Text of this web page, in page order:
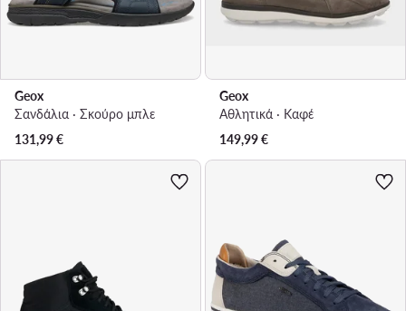
Geox
Σανδάλια · Σκούρο μπλε
131,99€
Geox
Αθλητικά · Καφέ
149,99€